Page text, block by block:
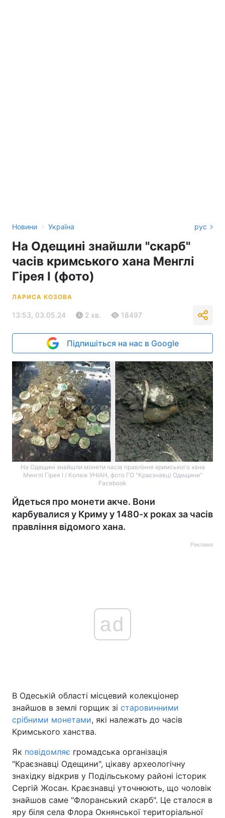
Новини › Україна рус
На Одещині знайшли "скарб"
часів кримського хана Менглі
Гірея І (фото)
ЛАРИСА КОЗОВА
13:53, 03.05.24 2 хв. 18497
Підпишіться на нас в Google
На Одещині знайшли монети часів правління кримського хана
Менглі Гірея І / Колаж УНІАН, фото ГО "Краєзнавці Одещини"
Facebook
Йдеться про монети акче. Вони
карбувалися у Криму у 1480-х роках за часів
правління відомого хана.
Реклама
ad
В Одеській області місцевий колекціонер
знайшов в землі горщик зі старовинними
срібними монетами, які належать до часів
Кримського ханства.
Як повідомляє громадська організація
"Краєзнавці Одещини", цікаву археологічну
знахідку відкрив у Подільському районі історик
Сергій Жосан. Краєзнавці уточнюють, що чоловік
знайшов саме "Флоранський скарб". Це сталося в
яру біля села Флора Окнянської територіальної